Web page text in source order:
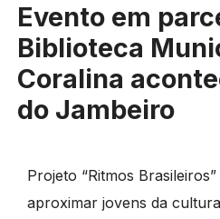
Evento em
Biblioteca
Coralina
do Jambeiro
Projeto “Ritmos
aproximar jovens da